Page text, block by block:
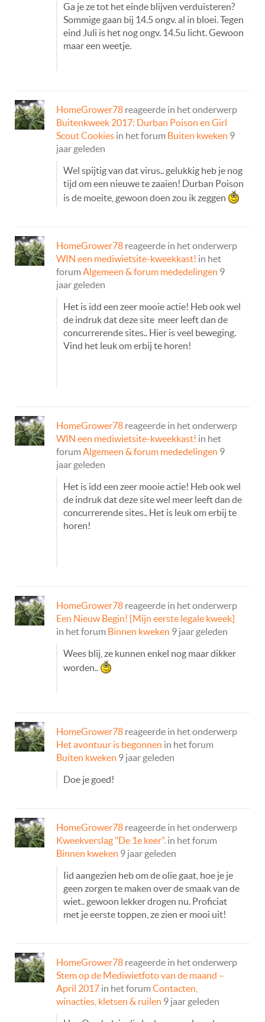
Ga je ze tot het einde blijven verduisteren?
Sommige gaan bij 14.5 ongv. al in bloei. Tegen
eind Juli is het nog ongv. 14.5u licht. Gewoon
maar een weetje.
HomeGrower78 reageerde in het onderwerp
Buitenkweek 2017: Durban Poison en Girl
Scout Cookies in het forum Buiten kweken 9
jaar geleden
Wel spijtig van dat virus.. gelukkig heb je nog
tijd om een nieuwe te zaaien! Durban Poison
is de moeite, gewoon doen zou ik zeggen
HomeGrower78 reageerde in het onderwerp
WIN een mediwietsite-kweekkast! in het
forum Algemeen & forum mededelingen 9
jaar geleden
Het is idd een zeer mooie actie! Heb ook wel
de indruk dat deze site meer leeft dan de
concurrerende sites.. Hier is veel beweging.
Vind het leuk om erbij te horen!
HomeGrower78 reageerde in het onderwerp
WIN een mediwietsite-kweekkast! in het
forum Algemeen & forum mededelingen 9
jaar geleden
Het is idd een zeer mooie actie! Heb ook wel
de indruk dat deze site wel meer leeft dan de
concurrerende sites.. Het is leuk om erbij te
horen!
HomeGrower78 reageerde in het onderwerp
Een Nieuw Begin! [Mijn eerste legale kweek]
in het forum Binnen kweken 9 jaar geleden
Wees blij, ze kunnen enkel nog maar dikker
worden..
HomeGrower78 reageerde in het onderwerp
Het avontuur is begonnen in het forum
Buiten kweken 9 jaar geleden
Doe je goed!
HomeGrower78 reageerde in het onderwerp
Kweekverslag "De 1e keer". in het forum
Binnen kweken 9 jaar geleden
Iid aangezien heb om de olie gaat, hoe je je
geen zorgen te maken over de smaak van de
wiet.. gewoon lekker drogen nu. Proficiat
met je eerste toppen, ze zien er mooi uit!
HomeGrower78 reageerde in het onderwerp
Stem op de Mediwietfoto van de maand –
April 2017 in het forum Contacten,
winacties, kletsen & ruilen 9 jaar geleden